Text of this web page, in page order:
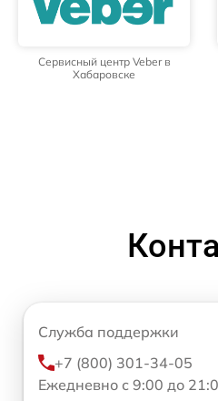
Сервисный центр Veber в
Хабаровске
Служба поддержки
+7 (800) 301-34-05
Ежедневно с 9:00 до